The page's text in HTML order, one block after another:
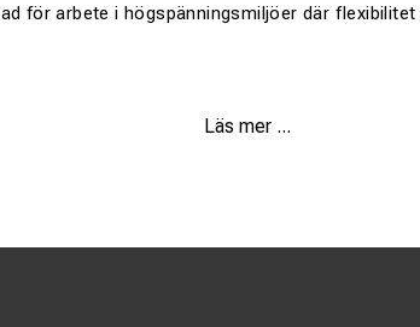
för arbete i högspänningsmiljöer där
pentagonal profil
Läs mer ...